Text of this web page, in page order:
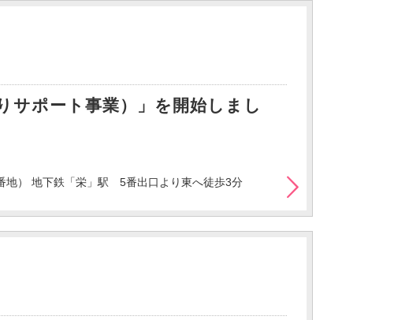
サポート事業）」を開始しまし
地） 地下鉄「栄」駅 5番出口より東へ徒歩3分